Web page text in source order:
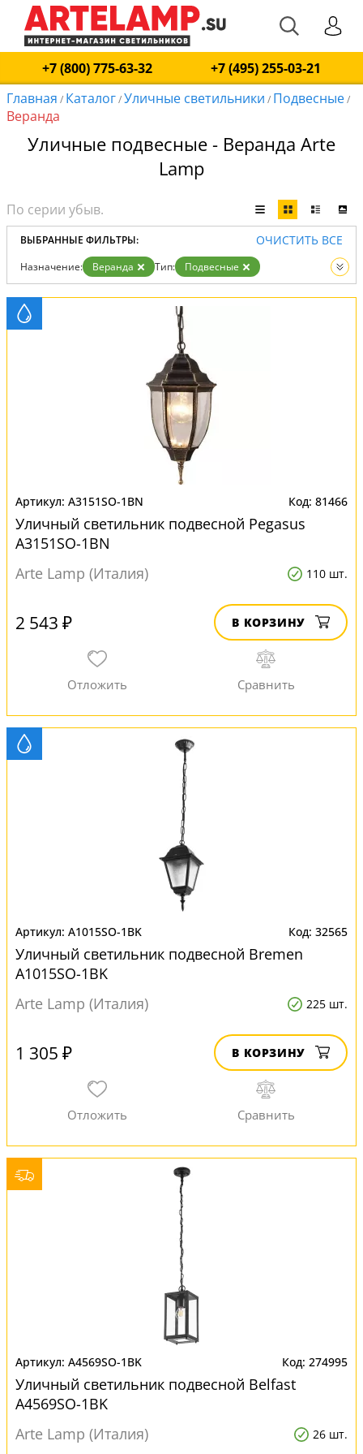
+7 (800) 775-63-32
+7 (495) 255-03-21
Главная / Каталог/Уличные светильники / Подвесные/
Веранда
Уличные подвесные - Веранда Arte
Lamp
ВЫБРАННЫЕ ФИЛЬТРЫ: ОЧИСТИТЬ ВСЕ
Назначение: Веранда Тип:
Подвесные
Вид:
Уличные светильники
A3151SO-1BN 81466
Уличный светильник подвесной Pegasus
A3151SO-1BN
Arte Lamp (Италия)
110 шт.
2 543 ₽ В КОРЗИНУ
A1015SO-1BK 32565
Уличный светильник подвесной Bremen
A1015SO-1BK
Arte Lamp (Италия)
225 шт.
1 305 ₽ В КОРЗИНУ
A4569SO-1BK 274995
Уличный светильник подвесной Belfast
A4569SO-1BK
Arte Lamp (Италия)
26 шт.